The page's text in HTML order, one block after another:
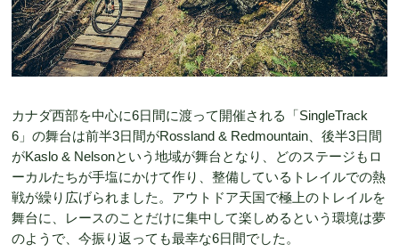
カナダ西部を中心に6日間に渡って開催される「SingleTrack
6」の舞台は前半3日間がRossland & Redmountain、後半3日間
がKaslo & Nelsonという地域が舞台となり、どのステージもロ
ーカルたちが手塩にかけて作り、整備しているトレイルでの熱
戦が繰り広げられました。アウトドア天国で極上のトレイルを
舞台に、レースのことだけに集中して楽しめるという環境は夢
のようで、今振り返っても最幸な6日間でした。